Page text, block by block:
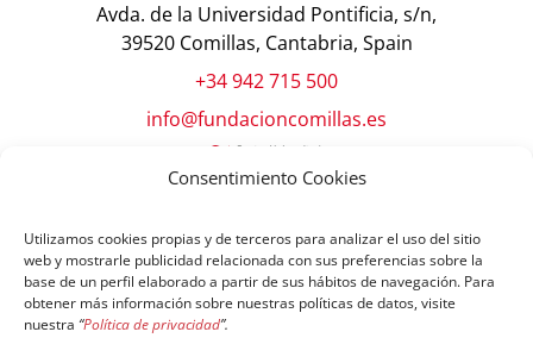
Consentimiento Cookies
Utilizamos cookies propias y de terceros para analizar el uso del sitio
web y mostrarle publicidad relacionada con sus preferencias sobre la
base de un perfil elaborado a partir de sus hábitos de navegación. Para
obtener más información sobre nuestras políticas de datos, visite
nuestra “Política de privacidad”.
Avda. de la Universidad Pontificia, s/n,
39520 Comillas, Cantabria, Spain
+34 942 715 500
info@fundacioncomillas.es